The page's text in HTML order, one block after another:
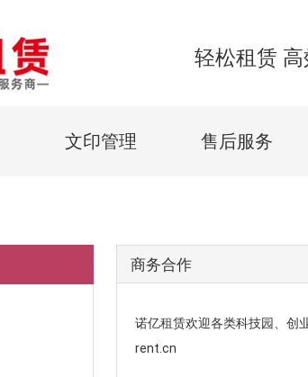
轻松租赁
文印管理 售后服务
商务合作
诺亿租赁欢迎各类科技园、创
rent.cn